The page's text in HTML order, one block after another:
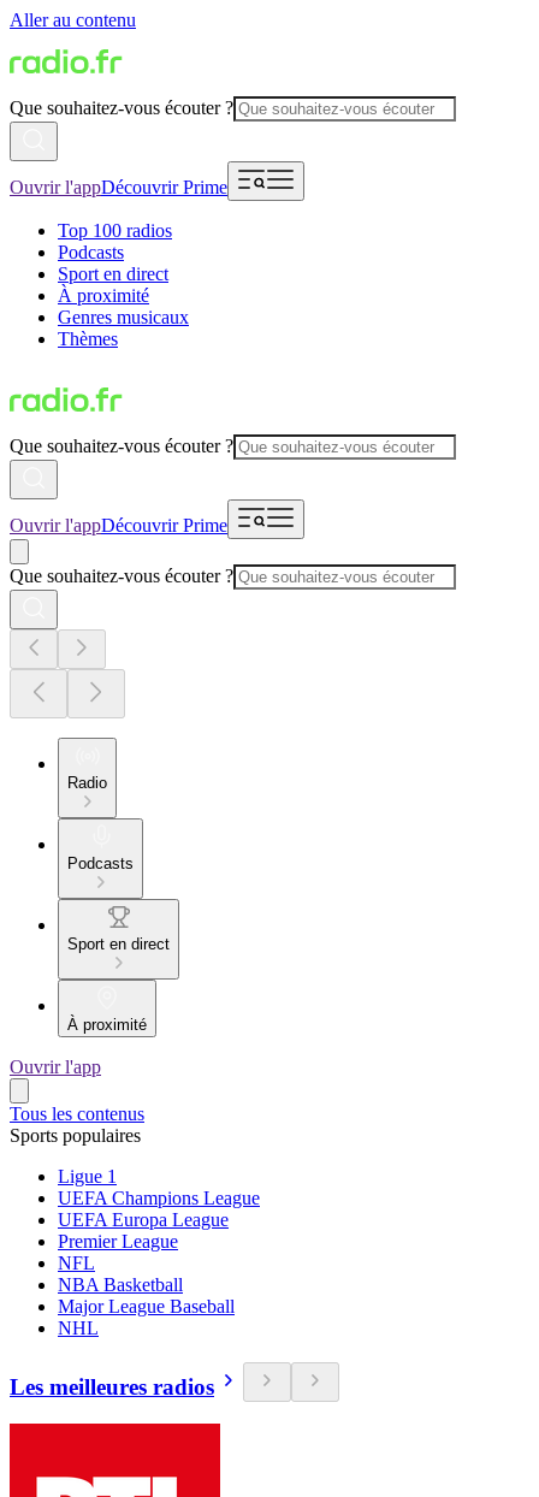
Aller au contenu
Que souhaitez-vous écouter ?
Ouvrir l'appDécouvrir Prime
Top 100 radios
Podcasts
Sport en direct
À proximité
Genres musicaux
Thèmes
Que souhaitez-vous écouter ?
Ouvrir l'appDécouvrir Prime
Que souhaitez-vous écouter ?
Radio
Podcasts
Sport en direct
À proximité
Ouvrir l'app
Tous les contenus
Sports populaires
Ligue 1
UEFA Champions League
UEFA Europa League
Premier League
NFL
NBA Basketball
Major League Baseball
NHL
Les meilleures radios